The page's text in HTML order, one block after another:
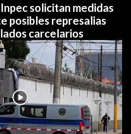
solicitan medidas
posibles represalias
carcelarios